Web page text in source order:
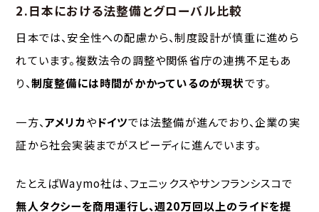
2.日本における法整備とグローバル比較
日本では、安全性への配慮から、制度設計が慎重に進めら
れています。複数法令の調整や関係省庁の連携不足もあ
り、制度整備には時間がかかっているのが現状です。
一方、アメリカやドイツでは法整備が進んでおり、企業の実
証から社会実装までがスピーディに進んでいます。
たとえばWaymo社は、フェニックスやサンフランシスコで
無人タクシーを商用運行し、週20万回以上のライドを提